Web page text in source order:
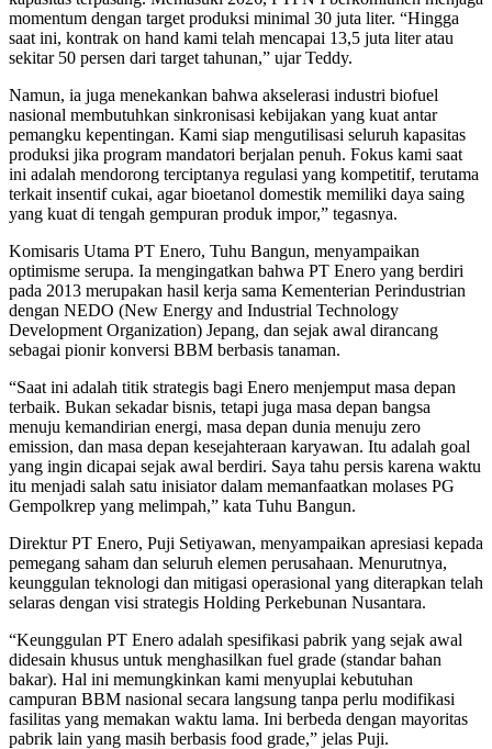
momentum dengan target produksi minimal 30 juta liter. “Hingga
saat ini, kontrak on hand kami telah mencapai 13,5 juta liter atau
sekitar 50 persen dari target tahunan,” ujar Teddy.
Namun, ia juga menekankan bahwa akselerasi industri biofuel
nasional membutuhkan sinkronisasi kebijakan yang kuat antar
pemangku kepentingan. Kami siap mengutilisasi seluruh kapasitas
produksi jika program mandatori berjalan penuh. Fokus kami saat
ini adalah mendorong terciptanya regulasi yang kompetitif, terutama
terkait insentif cukai, agar bioetanol domestik memiliki daya saing
yang kuat di tengah gempuran produk impor,” tegasnya.
Komisaris Utama PT Enero, Tuhu Bangun, menyampaikan
optimisme serupa. Ia mengingatkan bahwa PT Enero yang berdiri
pada 2013 merupakan hasil kerja sama Kementerian Perindustrian
dengan NEDO (New Energy and Industrial Technology
Development Organization) Jepang, dan sejak awal dirancang
sebagai pionir konversi BBM berbasis tanaman.
“Saat ini adalah titik strategis bagi Enero menjemput masa depan
terbaik. Bukan sekadar bisnis, tetapi juga masa depan bangsa
menuju kemandirian energi, masa depan dunia menuju zero
emission, dan masa depan kesejahteraan karyawan. Itu adalah goal
yang ingin dicapai sejak awal berdiri. Saya tahu persis karena waktu
itu menjadi salah satu inisiator dalam memanfaatkan molases PG
Gempolkrep yang melimpah,” kata Tuhu Bangun.
Direktur PT Enero, Puji Setiyawan, menyampaikan apresiasi kepada
pemegang saham dan seluruh elemen perusahaan. Menurutnya,
keunggulan teknologi dan mitigasi operasional yang diterapkan telah
selaras dengan visi strategis Holding Perkebunan Nusantara.
“Keunggulan PT Enero adalah spesifikasi pabrik yang sejak awal
didesain khusus untuk menghasilkan fuel grade (standar bahan
bakar). Hal ini memungkinkan kami menyuplai kebutuhan
campuran BBM nasional secara langsung tanpa perlu modifikasi
fasilitas yang memakan waktu lama. Ini berbeda dengan mayoritas
pabrik lain yang masih berbasis food grade,” jelas Puji.